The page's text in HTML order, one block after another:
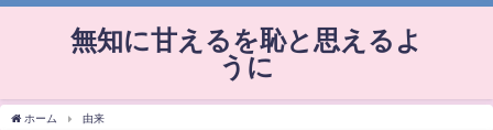
無知に甘えるを恥と思えるよ
うに
ホーム 由来